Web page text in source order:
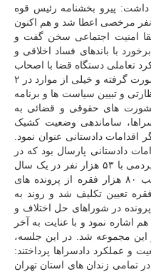
داشت: پیرو بخشنامه رئیس قوه
قضائیه در موج اول کرونا، ۱۲ هزار نفر از زندانیان در تهران مرخصی رفتند و در مرحله دوم هم به ۷ هزار و ۶۵۹ نفر مرخصی اعطا شد و هم اکنون
ارتقا امنیت اجتماعی سخن گفت و
با باندهای فساد اخلاقی و
تعاملی دستگاه قضا با اصحاب
رسانه، اعلام نمود که طی سال قبل و ۵ ماه اول سالجاری تنها یک فقره شکایت از رسانه ها از جانب دادستانی صورت گرفته و خیلی از موارد در ۲
تشکیل شده، حل و فصل شده اند. وی با اشاره به برگزاری ۷ جلسه نظارتی و تبیین سیاست ها و برنامه
های حقوقی و قضائی به
ساماندهی وضعیت کشیک
های جدید تا سقف ۸۰ درصد امسال را از دیگر اقدامات دادستانی عنوان نمود.
دادستانی پارسال بود که در
جهت تقویت رویکرد مردمی دستگاه قضا و تکریم ارباب رجوع اجرا شده و به قول القاصی مهر منجر به دیدار مردمی با ۵۳ هزار نفر در یک سال
قبل شده است. دادستان تهران درباره کاهش اطاله دادرسی و پاسخگویی به شکایات هم توضیح داد که قریب ۸۰ هزار فقره از پرونده های
یافته و از مجموع ۱۵۵ هزار فقره پرونده معوقه با قدمت بالای ۶ ماه، ۶۰ هزار فقره تعیین تکلیف شد و روند به
آخر سال با جدیت ادامه خواهد داشت. القاصی مهر در انتها با اشاره به تشکیل ۲۶ هزار پرونده در شوراهای حل اختلاف و
دادسراها هم اشاره نمود و با عنایت به آخر
این مجموعه شد. در این جلسه،
و عملکرد دادسراها پرداختند:
معاون دادستان تهران در امور زندان ها از تشکیل ۷ واحد نظارتی و استقرار ۲۲ دادیار در تمامی زندان های استان تهران